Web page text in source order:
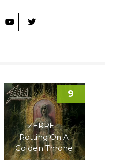
ZERRE –
Rotting On A
Golden Throne
9